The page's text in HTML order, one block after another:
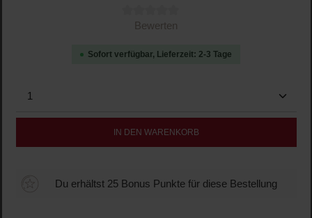
Durchschnittliche Bewertung von 0 von 5 Sternen
Bewerten
Sofort verfügbar, Lieferzeit: 2-3 Tage
Produkt Anzahl: Gib den gewünschten Wert ein
IN DEN WARENKORB
Du erhältst 25 Bonus Punkte für diese Bestellung